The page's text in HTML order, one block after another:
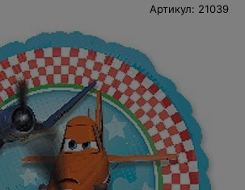
Артикул: 21039